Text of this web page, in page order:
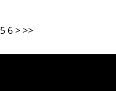
5 6>>>